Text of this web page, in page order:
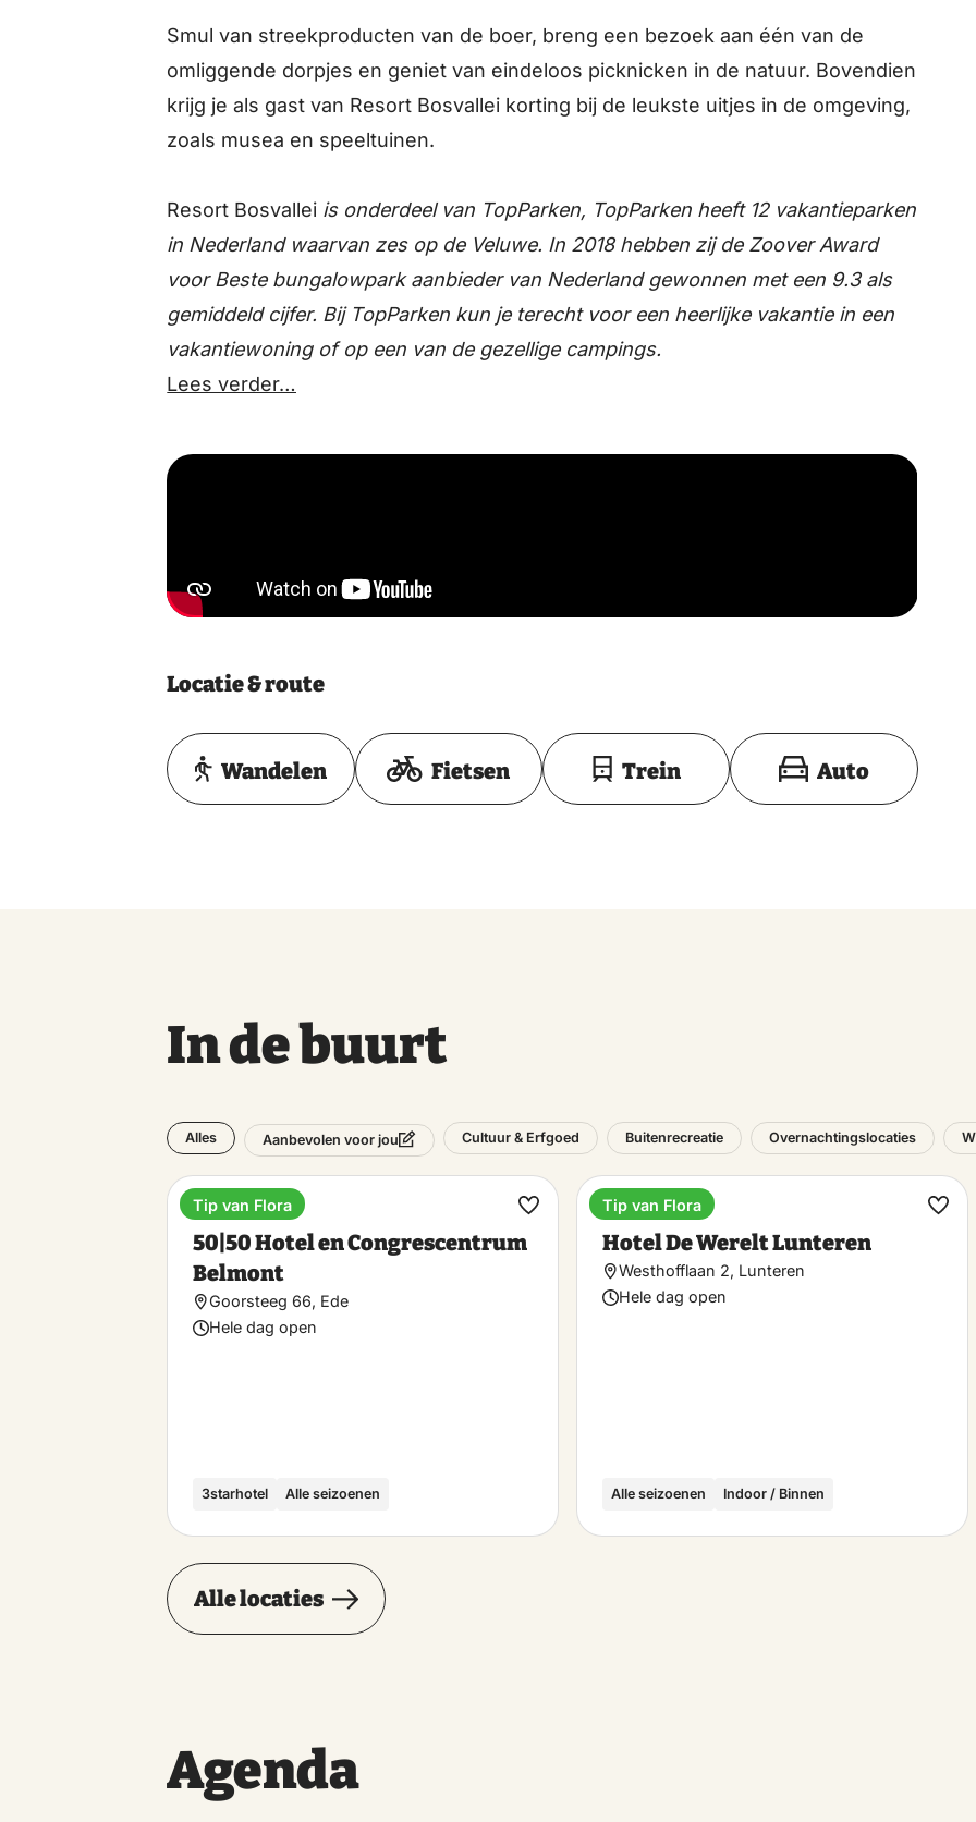
Smul van streekproducten van de boer, breng een bezoek aan één van de
omliggende dorpjes en geniet van eindeloos picknicken in de natuur. Bovendien
krijg je als gast van Resort Bosvallei korting bij de leukste uitjes in de omgeving,
zoals musea en speeltuinen.
Resort Bosvallei is onderdeel van TopParken, TopParken heeft 12 vakantieparken
in Nederland waarvan zes op de Veluwe. In 2018 hebben zij de Zoover Award
voor Beste bungalowpark aanbieder van Nederland gewonnen met een 9.3 als
gemiddeld cijfer. Bij TopParken kun je terecht voor een heerlijke vakantie in een
vakantiewoning of op een van de gezellige campings.
Lees verder…
Locatie & route
Toon op kaart
Wandelen Fietsen Trein Auto
In de buurt
Alles Aanbevolen voor jou Cultuur & Erfgoed Buitenrecreatie Overnachtingslocaties
Hotel
50|50 Hotel en Congrescentrum
Belmont
Goorsteeg 66, Ede
Hele dag open
3starhotel Alle seizoenen
Tip van Flora
Maak
Hotel
Hotel De Werelt Lunteren
Westhofflaan 2, Lunteren
Hele dag open
Alle seizoenen Indoor / Binnen
Tip van Flora
Maak
Alle locaties
Agenda